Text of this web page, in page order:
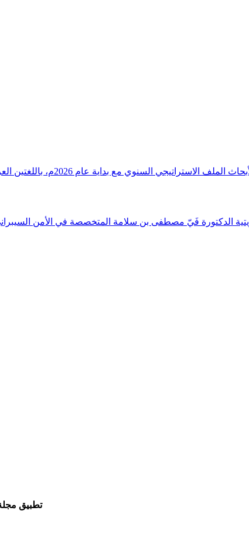
2026م، باللغتين العربية والانجليزية وتضمن دراسات تحليلية ورؤى معمقة، وقراءات دقيقة ورصدًا واستشرافًا وافيًا لكافة أ
الدكتورة فَيّ مصطفى بن سلامة المتخصصة في الأمن
تطبيق